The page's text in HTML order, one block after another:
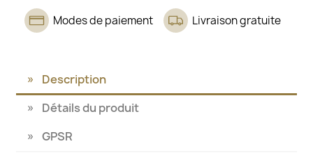
Modes de paiement Livraison gratuite
Description
Détails du produit
GPSR